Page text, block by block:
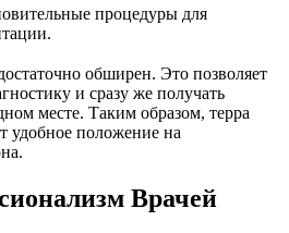
процедуры для
обширен. Это позволяет
и сразу же получать
месте. Таким образом, терра
удобное положение на
Врачей